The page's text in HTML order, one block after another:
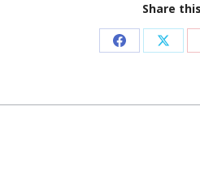
Share
Share
Facebook
Share
X